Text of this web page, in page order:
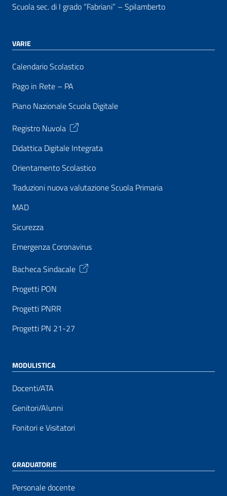
Scuola sec. di I grado “Fabriani” – Spilamberto
VARIE
Calendario Scolastico
Pago in Rete – PA
Piano Nazionale Scuola Digitale
Registro Nuvola
Didattica Digitale Integrata
Orientamento Scolastico
Traduzioni nuova valutazione Scuola Primaria
MAD
Sicurezza
Emergenza Coronavirus
Bacheca Sindacale
Progetti PON
Progetti PNRR
Progetti PN 21-27
MODULISTICA
Docenti/ATA
Genitori/Alunni
Fonitori e Visitatori
GRADUATORIE
Personale docente